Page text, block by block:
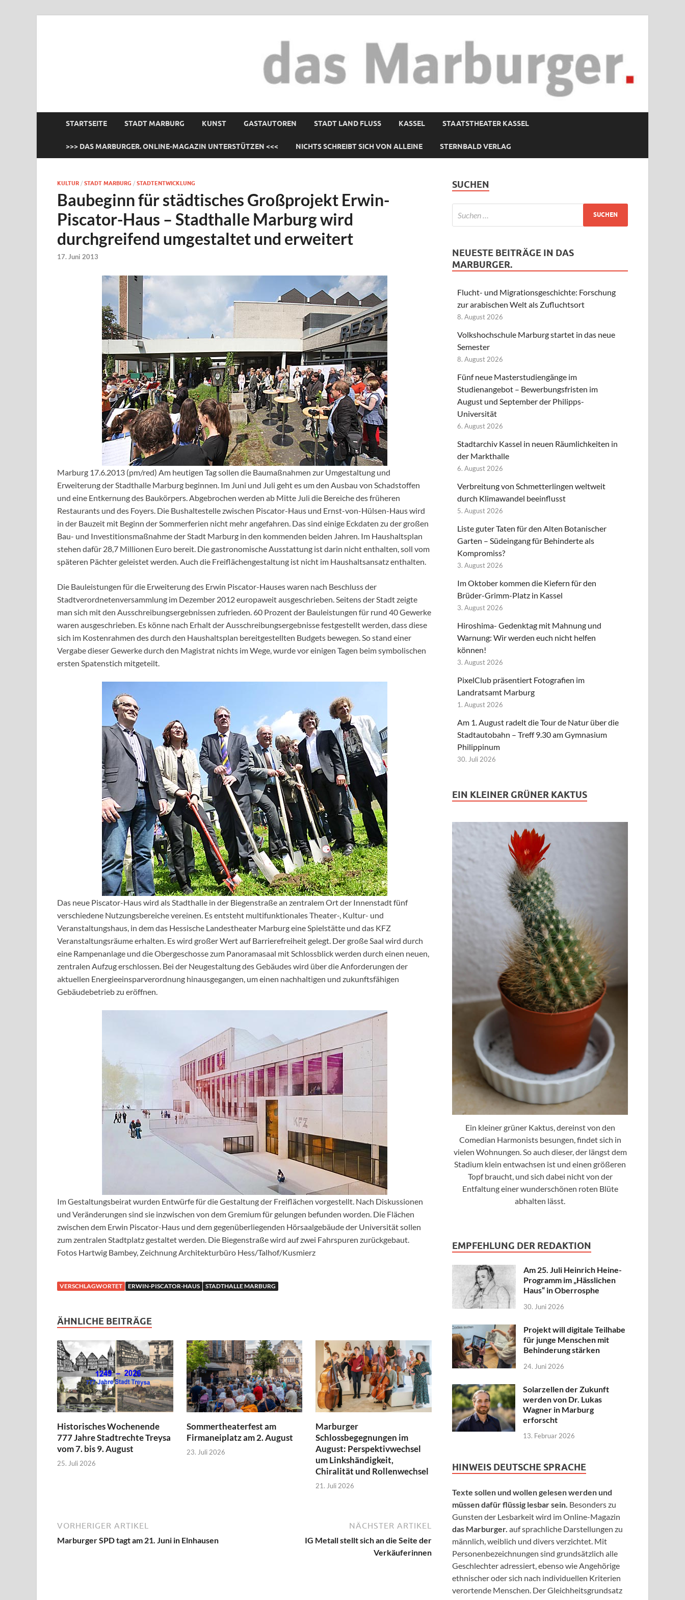
STARTSEITE STADT MARBURG KUNST GASTAUTOREN STADT LAND FLUSS KASSEL STAATSTHEATER KASSEL
>>> DAS MARBURGER. ONLINE-MAGAZIN UNTERSTÜTZEN <<< NICHTS SCHREIBT SICH VON ALLEINE STERNBALD VERLAG
KULTUR / STADT MARBURG / STADTENTWICKLUNG
Baubeginn für städtisches Großprojekt Erwin-
Piscator-Haus – Stadthalle Marburg wird
durchgreifend umgestaltet und erweitert
17. Juni 2013
Marburg 17.6.2013 (pm/red) Am heutigen Tag sollen die Baumaßnahmen zur Umgestaltung und
Erweiterung der Stadthalle Marburg beginnen. Im Juni und Juli geht es um den Ausbau von Schadstoffen
und eine Entkernung des Baukörpers. Abgebrochen werden ab Mitte Juli die Bereiche des früheren
Restaurants und des Foyers. Die Bushaltestelle zwischen Piscator-Haus und Ernst-von-Hülsen-Haus wird
in der Bauzeit mit Beginn der Sommerferien nicht mehr angefahren. Das sind einige Eckdaten zu der großen
Bau- und Investitionsmaßnahme der Stadt Marburg in den kommenden beiden Jahren. Im Haushaltsplan
stehen dafür 28,7 Millionen Euro bereit. Die gastronomische Ausstattung ist darin nicht enthalten, soll vom
späteren Pächter geleistet werden. Auch die Freiflächengestaltung ist nicht im Haushaltsansatz enthalten.
Die Bauleistungen für die Erweiterung des Erwin Piscator-Hauses waren nach Beschluss der
Stadtverordnetenversammlung im Dezember 2012 europaweit ausgeschrieben. Seitens der Stadt zeigte
man sich mit den Ausschreibungsergebnissen zufrieden. 60 Prozent der Bauleistungen für rund 40 Gewerke
waren ausgeschrieben. Es könne nach Erhalt der Ausschreibungsergebnisse festgestellt werden, dass diese
sich im Kostenrahmen des durch den Haushaltsplan bereitgestellten Budgets bewegen. So stand einer
Vergabe dieser Gewerke durch den Magistrat nichts im Wege, wurde vor einigen Tagen beim symbolischen
ersten Spatenstich mitgeteilt.
Das neue Piscator-Haus wird als Stadthalle in der Biegenstraße an zentralem Ort der Innenstadt fünf
verschiedene Nutzungsbereiche vereinen. Es entsteht multifunktionales Theater-, Kultur- und
Veranstaltungshaus, in dem das Hessische Landestheater Marburg eine Spielstätte und das KFZ
Veranstaltungsräume erhalten. Es wird großer Wert auf Barrierefreiheit gelegt. Der große Saal wird durch
eine Rampenanlage und die Obergeschosse zum Panoramasaal mit Schlossblick werden durch einen neuen,
zentralen Aufzug erschlossen. Bei der Neugestaltung des Gebäudes wird über die Anforderungen der
aktuellen Energieeinsparverordnung hinausgegangen, um einen nachhaltigen und zukunftsfähigen
Gebäudebetrieb zu eröffnen.
Im Gestaltungsbeirat wurden Entwürfe für die Gestaltung der Freiflächen vorgestellt. Nach Diskussionen
und Veränderungen sind sie inzwischen von dem Gremium für gelungen befunden worden. Die Flächen
zwischen dem Erwin Piscator-Haus und dem gegenüberliegenden Hörsaalgebäude der Universität sollen
zum zentralen Stadtplatz gestaltet werden. Die Biegenstraße wird auf zwei Fahrspuren zurückgebaut.
Fotos Hartwig Bambey, Zeichnung Architekturbüro Hess/Talhof/Kusmierz
VERSCHLAGWORTET ERWIN-PISCATOR-HAUS STADTHALLE MARBURG
ÄHNLICHE BEITRÄGE
Historisches Wochenende
777 Jahre Stadtrechte Treysa
vom 7. bis 9. August
25. Juli 2026
Sommertheaterfest am
Firmaneiplatz am 2. August
23. Juli 2026
Marburger
Schlossbegegnungen im
August: Perspektivwechsel
um Linkshändigkeit,
Chiralität und Rollenwechsel
21. Juli 2026
VORHERIGER ARTIKEL
Marburger SPD tagt am 21. Juni in Elnhausen
NÄCHSTER ARTIKEL
IG Metall stellt sich an die Seite der
Verkäuferinnen
SUCHEN
NEUESTE BEITRÄGE IN DAS
MARBURGER.
Flucht- und Migrationsgeschichte: Forschung
zur arabischen Welt als Zufluchtsort
8. August 2026
Volkshochschule Marburg startet in das neue
Semester
8. August 2026
Fünf neue Masterstudiengänge im
Studienangebot – Bewerbungsfristen im
August und September der Philipps-
Universität
6. August 2026
Stadtarchiv Kassel in neuen Räumlichkeiten in
der Markthalle
6. August 2026
Verbreitung von Schmetterlingen weltweit
durch Klimawandel beeinflusst
5. August 2026
Liste guter Taten für den Alten Botanischer
Garten – Südeingang für Behinderte als
Kompromiss?
3. August 2026
Im Oktober kommen die Kiefern für den
Brüder-Grimm-Platz in Kassel
3. August 2026
Hiroshima- Gedenktag mit Mahnung und
Warnung: Wir werden euch nicht helfen
können!
3. August 2026
PixelClub präsentiert Fotografien im
Landratsamt Marburg
1. August 2026
Am 1. August radelt die Tour de Natur über die
Stadtautobahn – Treff 9.30 am Gymnasium
Philippinum
30. Juli 2026
EIN KLEINER GRÜNER KAKTUS
Ein kleiner grüner Kaktus, dereinst von den
Comedian Harmonists besungen, findet sich in
vielen Wohnungen. So auch dieser, der längst dem
Stadium klein entwachsen ist und einen größeren
Topf braucht, und sich dabei nicht von der
Entfaltung einer wunderschönen roten Blüte
abhalten lässt.
EMPFEHLUNG DER REDAKTION
Am 25. Juli Heinrich Heine-
Programm im „Hässlichen
Haus“ in Oberrosphe
30. Juni 2026
Projekt will digitale Teilhabe
für junge Menschen mit
Behinderung stärken
24. Juni 2026
Solarzellen der Zukunft
werden von Dr. Lukas
Wagner in Marburg
erforscht
13. Februar 2026
HINWEIS DEUTSCHE SPRACHE
Texte sollen und wollen gelesen werden und
müssen dafür flüssig lesbar sein. Besonders zu
Gunsten der Lesbarkeit wird im Online-Magazin
das Marburger. auf sprachliche Darstellungen zu
männlich, weiblich und divers verzichtet. Mit
Personenbezeichnungen sind grundsätzlich alle
Geschlechter adressiert, ebenso wie Angehörige
ethnischer oder sich nach individuellen Kriterien
verortende Menschen. Der Gleichheitsgrundsatz